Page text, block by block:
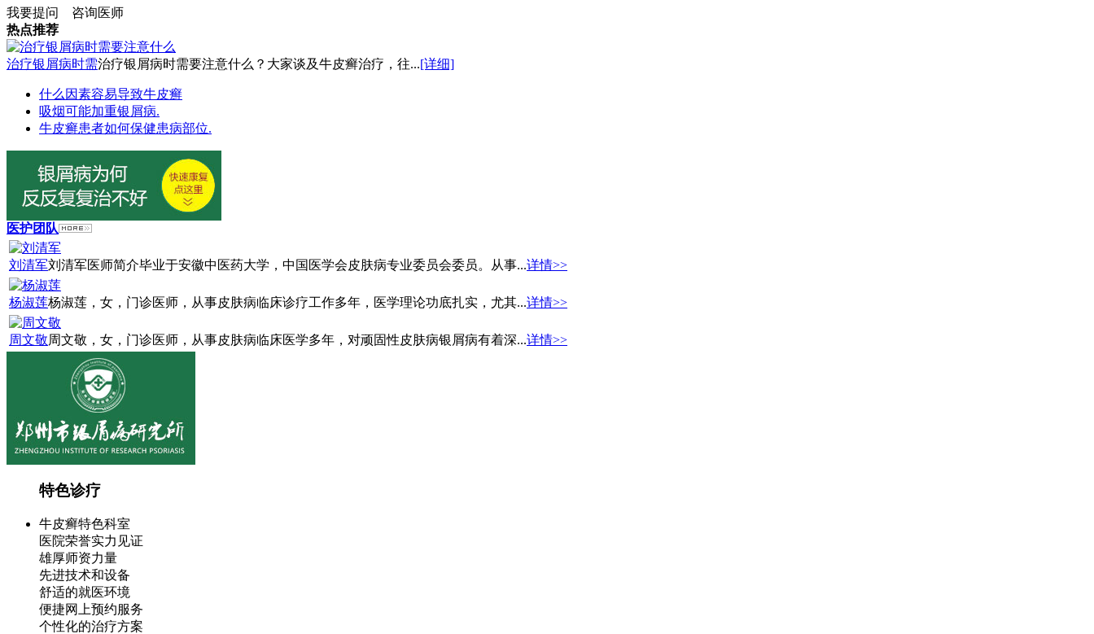
我要提问
咨询医师
热点推荐
治疗银屑病时需治疗银屑病时需要注意什么？大家谈及牛皮癣治疗，往...[详细]
什么因素容易导致牛皮癣
吸烟可能加重银屑病.
牛皮癣患者如何保健患病部位.
医护团队
刘清军刘清军医师简介毕业于安徽中医药大学，中国医学会皮肤病专业委员会委员。从事...详情>>
杨淑莲杨淑莲，女，门诊医师，从事皮肤病临床诊疗工作多年，医学理论功底扎实，尤其...详情>>
周文敬周文敬，女，门诊医师，从事皮肤病临床医学多年，对顽固性皮肤病银屑病有着深...详情>>
特色诊疗
牛皮癣特色科室
医院荣誉实力见证
雄厚师资力量
先进技术和设备
舒适的就医环境
便捷网上预约服务
个性化的治疗方案